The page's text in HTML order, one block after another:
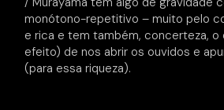
monótono-repetitivo – muito pelo
e rica e tem também, concerteza, o
efeito) de nos abrir os ouvidos e
(para essa riqueza).